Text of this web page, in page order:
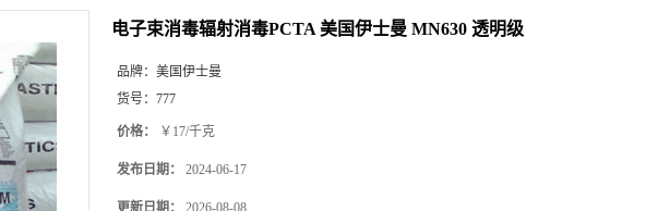
电子束消毒辐射消毒PCTA 美国伊士曼 MN630 透明级
品牌： 美国伊士曼
货号： 777
价格： ￥17/千克
发布日期： 2024-06-17
更新日期： 2026-08-08